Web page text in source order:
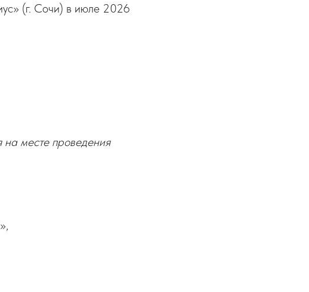
(г. Сочи) в июле 2026
на месте проведения